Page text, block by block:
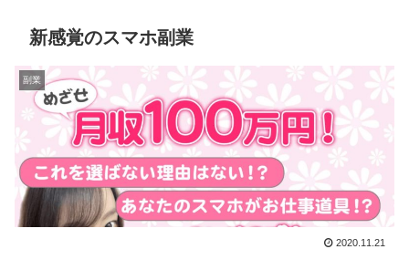
新感覚のスマホ副業
副業
2020.11.21